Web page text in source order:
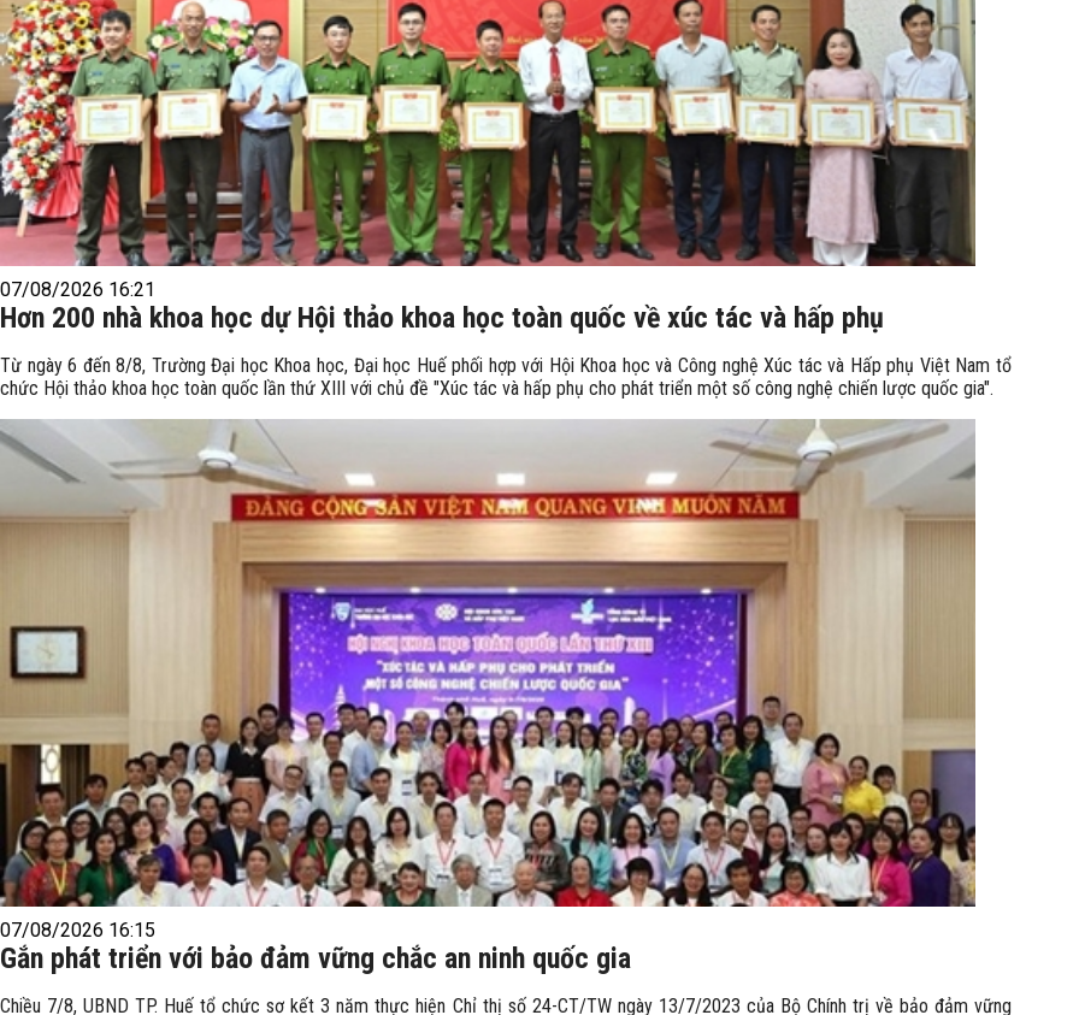
07/08/2026 16:21
Hơn 200 nhà khoa học dự Hội thảo khoa học toàn quốc về xúc tác và hấp phụ
Từ ngày 6 đến 8/8, Trường Đại học Khoa học, Đại học Huế phối hợp với Hội Khoa học và Công nghệ Xúc tác và Hấp phụ Việt Nam tổ
chức Hội thảo khoa học toàn quốc lần thứ XIII với chủ đề "Xúc tác và hấp phụ cho phát triển một số công nghệ chiến lược quốc gia".
07/08/2026 16:15
Gắn phát triển với bảo đảm vững chắc an ninh quốc gia
Chiều 7/8, UBND TP. Huế tổ chức sơ kết 3 năm thực hiện Chỉ thị số 24-CT/TW ngày 13/7/2023 của Bộ Chính trị về bảo đảm vững